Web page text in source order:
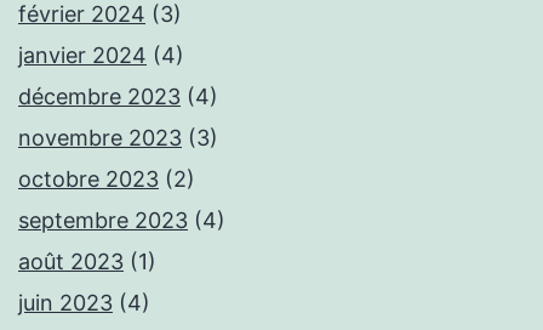
février 2024 (3)
janvier 2024 (4)
décembre 2023 (4)
novembre 2023 (3)
octobre 2023 (2)
septembre 2023 (4)
août 2023 (1)
juin 2023 (4)